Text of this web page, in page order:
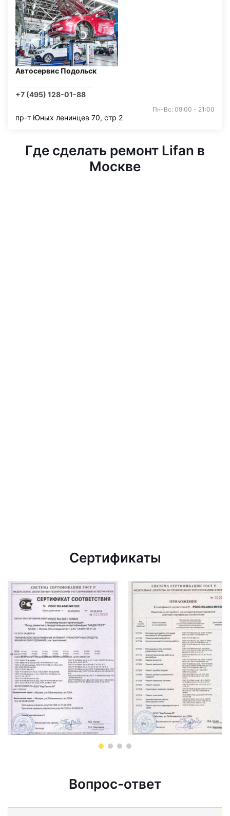
Автосервис Подольск
+7 (495) 128-01-88
Пн-Вс: 09:00 - 21:00
пр-т Юных ленинцев 70, стр 2
Где сделать ремонт Lifan в
Москве
Сертификаты
Вопрос-ответ